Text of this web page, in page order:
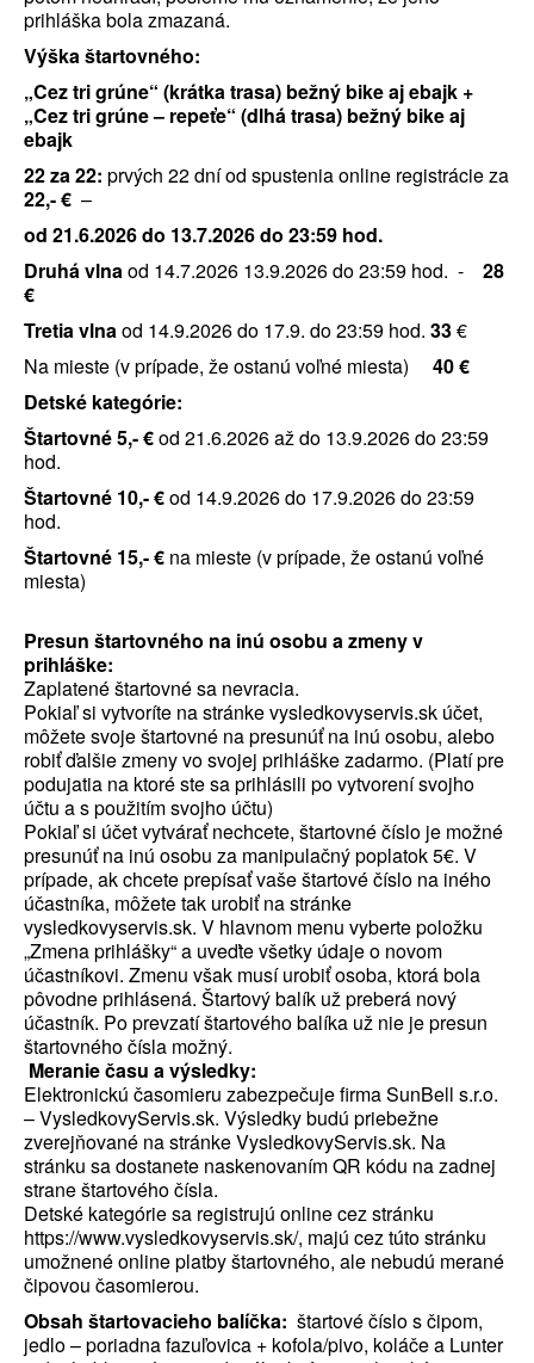
prihláška bola zmazaná.
Výška štartovného:
„Cez tri grúne“ (krátka trasa) bežný bike aj ebajk +
„Cez tri grúne – repeťe“ (dlhá trasa) bežný bike aj
ebajk
22 za 22: prvých 22 dní od spustenia online registrácie za
22,- € –
od 21.6.2026 do 13.7.2026 do 23:59 hod.
Druhá vlna od 14.7.2026 13.9.2026 do 23:59 hod. - 28
€
Tretia vlna od 14.9.2026 do 17.9. do 23:59 hod. 33€
Na mieste (v prípade, že ostanú voľné miesta) 40 €
Detské kategórie:
Štartovné 5,- €od 21.6.2026 až do 13.9.2026 do 23:59
hod.
Štartovné 10,- €od 14.9.2026 do 17.9.2026 do 23:59
hod.
Štartovné 15,- € na mieste (v prípade, že ostanú voľné
miesta)
Presun štartovného na inú osobu a zmeny v
prihláške:
Zaplatené štartovné sa nevracia.
Pokiaľ si vytvoríte na stránke vysledkovyservis.sk účet,
môžete svoje štartovné na presunúť na inú osobu, alebo
robiť ďalšie zmeny vo svojej prihláške zadarmo. (Platí pre
podujatia na ktoré ste sa prihlásili po vytvorení svojho
účtu a s použitím svojho účtu)
Pokiaľ si účet vytvárať nechcete, štartovné číslo je možné
presunúť na inú osobu za manipulačný poplatok 5€. V
prípade, ak chcete prepísať vaše štartové číslo na iného
účastníka, môžete tak urobiť na stránke
vysledkovyservis.sk. V hlavnom menu vyberte položku
„Zmena prihlášky“a uveďte všetky údaje o novom
účastníkovi. Zmenu však musí urobiť osoba, ktorá bola
pôvodne prihlásená. Štartový balík už preberá nový
účastník. Po prevzatí štartového balíka už nie je presun
štartovného čísla možný.
Meranie času a výsledky:
Elektronickú časomieru zabezpečuje firma SunBell s.r.o.
– VysledkovyServis.sk. Výsledky budú priebežne
zverejňované na stránke VysledkovyServis.sk. Na
stránku sa dostanete naskenovaním QR kódu na zadnej
strane štartového čísla.
Detské kategórie sa registrujú online cez stránku
https://www.vysledkovyservis.sk/, majú cez túto stránku
umožnené online platby štartovného, ale nebudú merané
čipovou časomierou.
Obsah štartovacieho balíčka: štartové číslo s čipom,
jedlo – poriadna fazuľovica + kofola/pivo, koláče a Lunter